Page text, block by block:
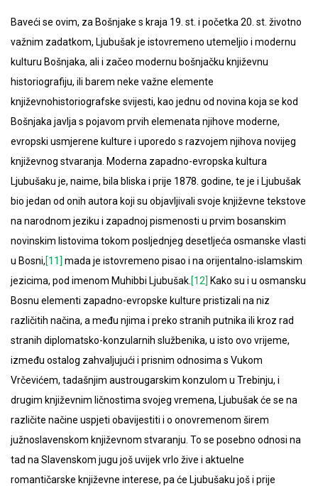
Baveći se ovim, za Bošnjake s kraja 19. st. i početka 20. st. životno
važnim zadatkom, Ljubušak je istovremeno utemeljio i modernu
kulturu Bošnjaka, ali i začeo modernu bošnjačku književnu
historiografiju, ili barem neke važne elemente
književnohistoriografske svijesti, kao jednu od novina koja se kod
Bošnjaka javlja s pojavom prvih elemenata njihove moderne,
evropski usmjerene kulture i uporedo s razvojem njihova novijeg
književnog stvaranja. Moderna zapadno-evropska kultura
Ljubušaku je, naime, bila bliska i prije 1878. godine, te je i Ljubušak
bio jedan od onih autora koji su objavljivali svoje književne tekstove
na narodnom jeziku i zapadnoj pismenosti u prvim bosanskim
novinskim listovima tokom posljednjeg desetljeća osmanske vlasti
u Bosni,[11] mada je istovremeno pisao i na orijentalno-islamskim
jezicima, pod imenom Muhibbi Ljubušak. [12] Kako su i u osmansku
Bosnu elementi zapadno-evropske kulture pristizali na niz
različitih načina, a među njima i preko stranih putnika ili kroz rad
stranih diplomatsko-konzularnih službenika, u isto ovo vrijeme,
između ostalog zahvaljujući i prisnim odnosima s Vukom
Vrčevićem, tadašnjim austrougarskim konzulom u Trebinju, i
drugim književnim ličnostima svojeg vremena, Ljubušak će se na
različite načine uspjeti obavijestiti i o onovremenom širem
južnoslavenskom književnom stvaranju. To se posebno odnosi na
tad na Slavenskom jugu još uvijek vrlo žive i aktuelne
romantičarske književne interese, pa će Ljubušaku još i prije